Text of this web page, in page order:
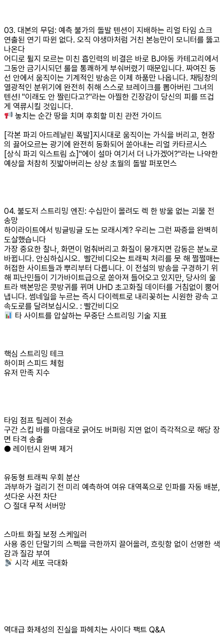
03. 대본의 무덤: 예측 불가의 돌발 텐션이 지배하는 리얼 타임 쇼크
연출된 연기 따윈 없다. 오직 야생마처럼 거친 본능만이 모니터를 뚫고
나온다
어디로 튈지 모르는 미친 흡인력의 비결은 바로 BJ야동 카테고리에서
그동안 금기시되던 룰을 통쾌하게 부숴버렸기 때문입니다. 짜여진 동
선 안에서 움직이는 기계적인 방송은 이제 하품만 나옵니다. 채팅창의
열광적인 분위기에 완전히 취해 스스로 브레이크를 뽑아버린 그녀의
텐션! "이래도 안 짤린다고?"라는 아찔한 긴장감이 당신의 피를 뜨겁
게 역류시킬 것입니다.
놓치는 순간 땅을 치며 후회할 미친 관전 가이드
[각본 파괴 아드레날린 폭발]지시대로 움직이는 가식을 버리고, 현장
의 끓어오르는 광기에 완전히 동화되어 쏟아내는 리얼 카타르시스
[상식 파괴 익스트림 쇼]"에이 설마 여기서 더 나가겠어?"라는 나약한
예상을 처참히 짓밟아버리는 상상 초월의 돌발 퍼포먼스
04. 불도저 스트리밍 엔진: 수십만이 몰려도 렉 한 방울 없는 괴물 전
송망
하이라이트에서 빙글빙글 도는 모래시계? 우리는 그런 짜증을 완벽히
도살했습니다
가장 중요한 찰나, 화면이 멈춰버리고 화질이 뭉개지면 감동은 분노로
바뀝니다. 안심하십시오. 빨간비디오는 트래픽 처리를 못 해 쩔쩔매는
허접한 사이트들과 뿌리부터 다릅니다. 이 전설의 방송을 구경하기 위
해 피난민들이 기가바이트급으로 쏟아져 들어오고 있지만, 당사의 울
트라 백본망은 콧방귀를 뀌며 UHD 초고화질 데이터를 거침없이 뿜어
냅니다. 썸네일을 누르는 즉시 다이렉트로 내리꽂히는 시원한 광속 고
속도로를 달려보십시오. : 빨간비디오
타 사이트를 압살하는 무중단 스트리밍 기술 지표
핵심 스트리밍 테크
하이퍼 스피드 체험
유저 만족 지수
타임 점프 릴레이 전송
구간 스킵 바를 마음대로 긁어도 버퍼링 지연 없이 즉각적으로 해당 장
면 타격 송출
● 레이턴시 완벽 제거
유동형 트래픽 우회 분산
과부하가 걸리기 전 미리 예측하여 여유 대역폭으로 인파를 자동 배분,
셧다운 사전 차단
○ 절대 무적 서버망
스마트 화질 보정 스케일러
사용 중인 단말기의 스펙을 극한까지 끌어올려, 흐릿함 없이 선명한 색
감과 질감 부여
시각 세포 극대화
역대급 화제성의 진실을 파헤치는 사이다 팩트 Q&A